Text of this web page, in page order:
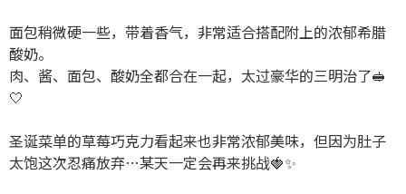
面包稍微硬一些，带着香气，非常适合搭配附上的浓郁希腊
酸奶。
肉、酱、面包、酸奶全都合在一起，太过豪华的三明治了🥪
🤍
圣诞菜单的草莓巧克力看起来也非常浓郁美味，但因为肚子
太饱这次忍痛放弃…某天一定会再来挑战🍓✨